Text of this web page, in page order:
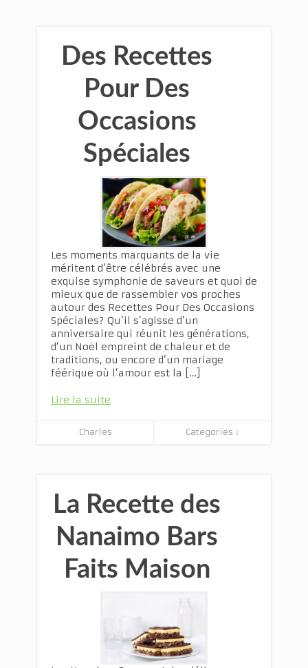
Des Recettes
Pour Des
Occasions
Spéciales
Les moments marquants de la vie
méritent d’être célébrés avec une
exquise symphonie de saveurs et quoi de
mieux que de rassembler vos proches
autour des Recettes Pour Des Occasions
Spéciales? Qu’il s’agisse d’un
anniversaire qui réunit les générations,
d’un Noël empreint de chaleur et de
traditions, ou encore d’un mariage
féérique où l’amour est la […]
Lire la suite
Charles Categories ↓
La Recette des
Nanaimo Bars
Faits Maison